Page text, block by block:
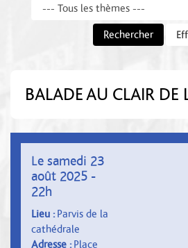
Rechercher
BALADE AU CLAIR DE
Le samedi 23
août 2025 -
22h
Lieu : Parvis de la
cathédrale
Adresse : Place